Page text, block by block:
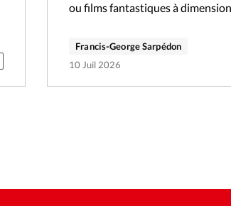
ou films fantastiques à
spirituelles.
Francis-George Sarpédon
10 Juil 2026